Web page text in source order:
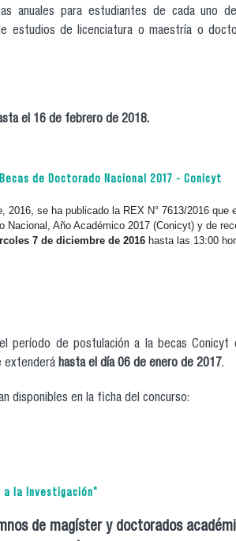
anuales para estudiantes de cada uno
estudios de licenciatura o maestría o
el 16 de febrero de 2018.
de Doctorado Nacional 2017 - Conicyt
se ha publicado la REX N° 7613/2016 que
Nacional, Año Académico 2017 (Conicyt) y de
7 de diciembre de 2016 hasta las 13:00
período de postulación a la becas Conicyt
extenderá hasta el día 06 de enero de 2017.
disponibles en la ficha del concurso:
a la Investigación"
de magíster y doctorados